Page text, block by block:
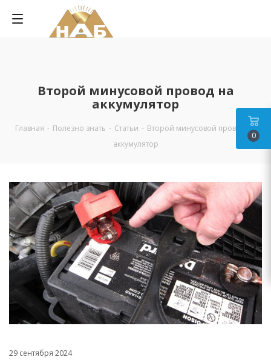
Второй минусовой провод на
аккумулятор
Главная - Полезно знать - Статьи - Второй минусовой провод на
аккумулятор
29 сентября 2024
0